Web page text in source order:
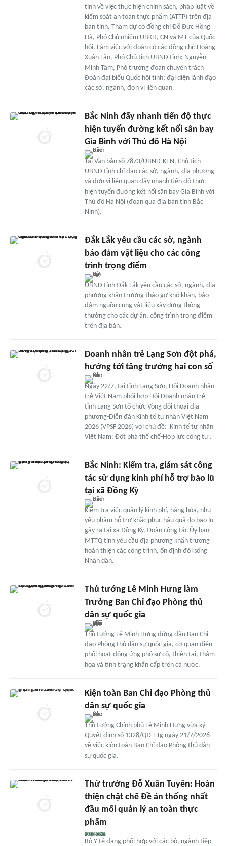
tỉnh về việc thực hiện chính sách, pháp luật về
kiểm soát an toàn thực phẩm (ATTP) trên địa
bàn tỉnh. Tham dự có đồng chí Đỗ Đức Hồng
Hà, Phó Chủ nhiệm UBKH, CN và MT của Quốc
hội. Làm việc với đoàn có các đồng chí: Hoàng
Xuân Tân, Phó Chủ tịch UBND tỉnh; Nguyễn
Minh Tâm, Phó trưởng đoàn chuyên trách
Đoàn đại biểu Quốc hội tỉnh; đại diện lãnh đạo
các sở, ngành, đơn vị liên quan.
Bắc Ninh đẩy nhanh tiến độ thực
hiện tuyến đường kết nối sân bay
Gia Bình với Thủ đô Hà Nội
Tại Văn bản số 7873/UBND-KTN, Chủ tịch
UBND tỉnh chỉ đạo các sở, ngành, địa phương
và đơn vị liên quan đẩy nhanh tiến độ thực
hiện tuyến đường kết nối sân bay Gia Bình với
Thủ đô Hà Nội (đoạn qua địa bàn tỉnh Bắc
Ninh).
Đắk Lắk yêu cầu các sở, ngành
bảo đảm vật liệu cho các công
trình trọng điểm
UBND tỉnh Đắk Lắk yêu cầu các sở, ngành, địa
phương khẩn trương tháo gỡ khó khăn, bảo
đảm nguồn cung vật liệu xây dựng thông
thường cho các dự án, công trình trọng điểm
trên địa bàn.
Doanh nhân trẻ Lạng Sơn đột phá,
hướng tới tăng trưởng hai con số
Ngày 22/7, tại tỉnh Lạng Sơn, Hội Doanh nhân
trẻ Việt Nam phối hợp Hội Doanh nhân trẻ
tỉnh Lạng Sơn tổ chức Vòng đối thoại địa
phương-Diễn đàn Kinh tế tư nhân Việt Nam
2026 (VPSF 2026) với chủ đề: 'Kinh tế tư nhân
Việt Nam: Đột phá thể chế-Hợp lực công tư'.
Bắc Ninh: Kiểm tra, giám sát công
tác sử dụng kinh phí hỗ trợ bão lũ
tại xã Đồng Kỳ
Kiểm tra việc quản lý kinh phí, hàng hóa, nhu
yếu phẩm hỗ trợ khắc phục hậu quả do bão lũ
gây ra tại xã Đồng Kỳ, Đoàn công tác Ủy ban
MTTQ tỉnh yêu cầu địa phương khẩn trương
hoàn thiện các công trình, ổn định đời sống
Nhân dân.
Thủ tướng Lê Minh Hưng làm
Trưởng Ban Chỉ đạo Phòng thủ
dân sự quốc gia
Thủ tướng Lê Minh Hưng đứng đầu Ban Chỉ
đạo Phòng thủ dân sự quốc gia, cơ quan điều
phối hoạt động ứng phó sự cố, thiên tai, thảm
họa và tình trạng khẩn cấp trên cả nước.
Kiện toàn Ban Chỉ đạo Phòng thủ
dân sự quốc gia
Thủ tướng Chính phủ Lê Minh Hưng vừa ký
Quyết định số 1328/QĐ-TTg ngày 21/7/2026
về việc kiện toàn Ban Chỉ đạo Phòng thủ dân
sự quốc gia.
Thứ trưởng Đỗ Xuân Tuyên: Hoàn
thiện chặt chẽ Đề án thống nhất
đầu mối quản lý an toàn thực
phẩm
Bộ Y tế đang phối hợp với các bộ, ngành tiếp